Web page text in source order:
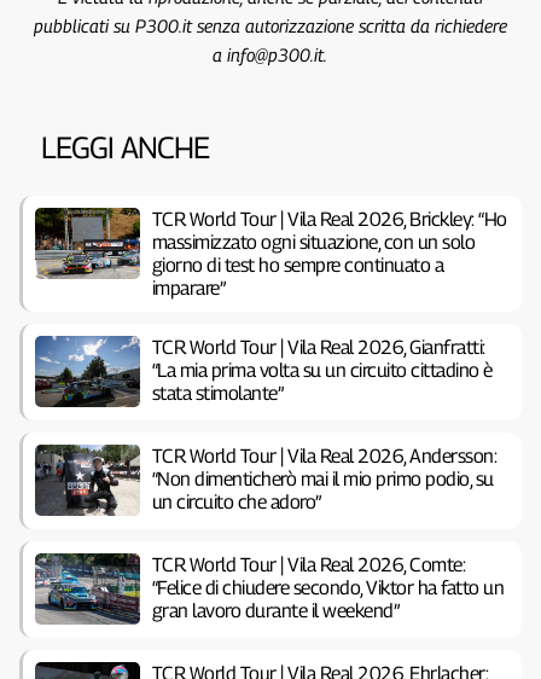
pubblicati su P300.it senza autorizzazione scritta da richiedere
a info@p300.it.
LEGGI ANCHE
TCR World Tour | Vila Real 2026, Brickley: “Ho
massimizzato ogni situazione, con un solo
giorno di test ho sempre continuato a
imparare”
TCR World Tour | Vila Real 2026, Gianfratti:
“La mia prima volta su un circuito cittadino è
stata stimolante”
TCR World Tour | Vila Real 2026, Andersson:
“Non dimenticherò mai il mio primo podio, su
un circuito che adoro”
TCR World Tour | Vila Real 2026, Comte:
“Felice di chiudere secondo, Viktor ha fatto un
gran lavoro durante il weekend”
TCR World Tour | Vila Real 2026, Ehrlacher: